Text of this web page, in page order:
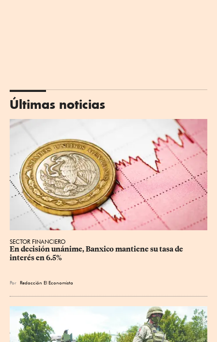
Últimas noticias
SECTOR FINANCIERO
En decisión unánime, Banxico mantiene su tasa de
interés en 6.5%
Por Redacción El Economista